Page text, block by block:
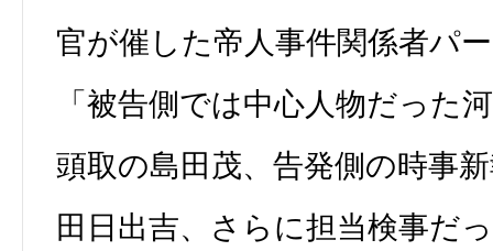
官が催した帝人事件関係者パ
「被告側では中心人物だった
頭取の島田茂、告発側の時事
田日出吉、さらに担当検事だ